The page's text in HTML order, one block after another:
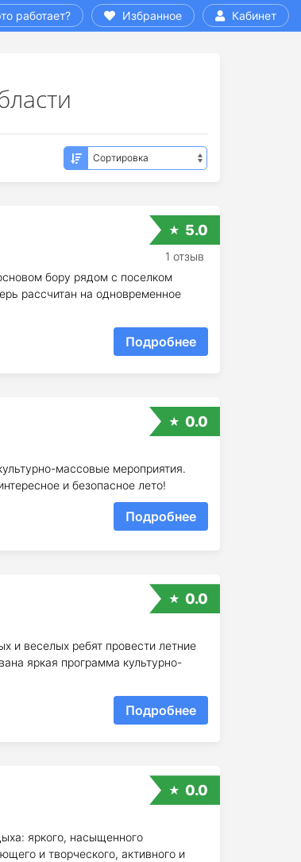
работает? Избранное Кабинет
бору рядом с поселком
рассчитан на одновременное
Подробнее
5.0
1 отзыв
массовые мероприятия.
и безопасное лето!
Подробнее
0.0
и веселых ребят провести летние
яркая программа культурно-
Подробнее
0.0
яркого, насыщенного
и творческого, активного и
0.0